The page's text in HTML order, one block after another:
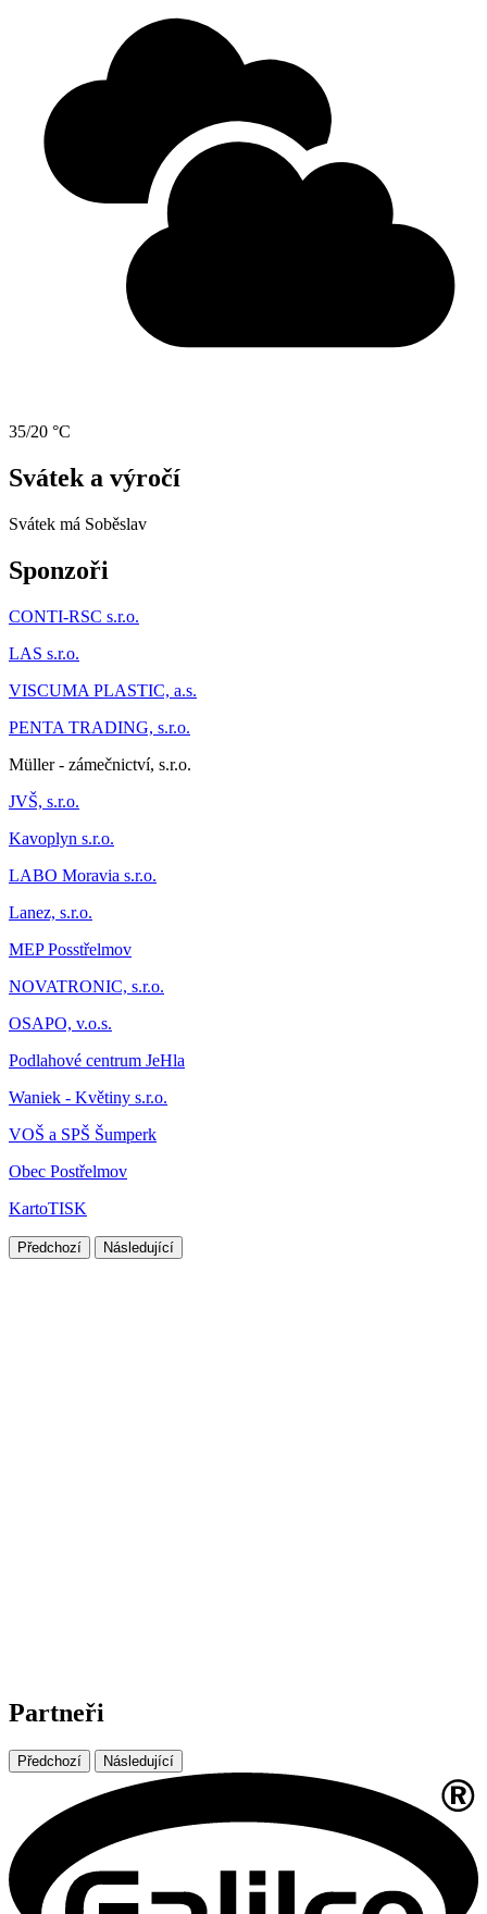
35/20 °C
Svátek a výročí
Svátek má Soběslav
Sponzoři
CONTI-RSC s.r.o.
LAS s.r.o.
VISCUMA PLASTIC, a.s.
PENTA TRADING, s.r.o.
Müller - zámečnictví, s.r.o.
JVŠ, s.r.o.
Kavoplyn s.r.o.
LABO Moravia s.r.o.
Lanez, s.r.o.
MEP Posstřelmov
NOVATRONIC, s.r.o.
OSAPO, v.o.s.
Podlahové centrum JeHla
Waniek - Květiny s.r.o.
VOŠ a SPŠ Šumperk
Obec Postřelmov
KartoTISK
Předchozí Následující
Partneři
Předchozí Následující